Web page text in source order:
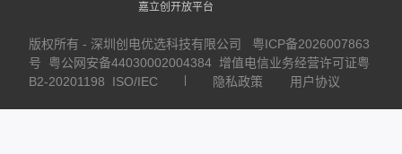
嘉立创开放平台
版权所有 - 深圳创电优选科技有限公司
粤ICP备2026007863
号
粤公网安备44030002004384 增值电信业务经营许可证粤
B2-20201198
ISO/IEC 隐私政策 用户协议